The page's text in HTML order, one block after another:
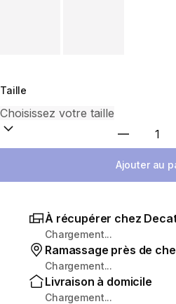
Taille
Ajouter au
À récupérer chez
Chargement...
Ramassage près de
Chargement...
Livraison à domicile
Chargement...